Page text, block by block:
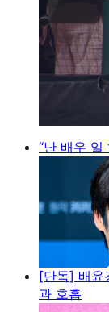
“난 배우 일
[단독] 배윤
과 호흡